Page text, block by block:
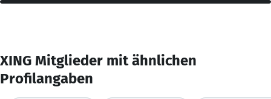
XING Mitglieder mit ähnlichen
Profilangaben